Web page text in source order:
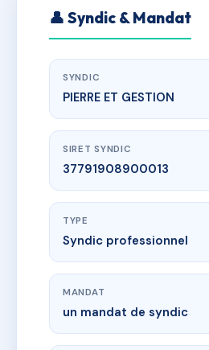
👤 Syndic & Mandat
SYNDIC
PIERRE ET GESTION
SIRET SYNDIC
37791908900013
TYPE
Syndic professionnel
MANDAT
un mandat de syndic